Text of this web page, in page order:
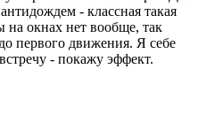
- классная такая
на окнах нет вообще, так
первого движения. Я себе
- покажу эффект.